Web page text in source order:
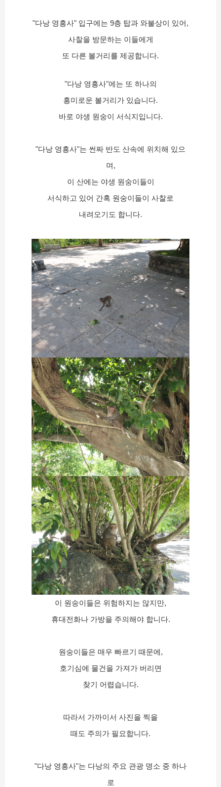
"다낭 영흥사" 입구에는 9층 탑과 와불상이 있어,
사찰을 방문하는 이들에게
또 다른 볼거리를 제공합니다.
"다낭 영흥사"에는 또 하나의
흥미로운 볼거리가 있습니다.
바로 야생 원숭이 서식지입니다.
"다낭 영흥사"는 썬짜 반도 산속에 위치해 있으
며,
이 산에는 야생 원숭이들이
서식하고 있어 간혹 원숭이들이 사찰로
내려오기도 합니다.
이 원숭이들은 위험하지는 않지만,
휴대전화나 가방을 주의해야 합니다.
원숭이들은 매우 빠르기 때문에,
호기심에 물건을 가져가 버리면
찾기 어렵습니다.
따라서 가까이서 사진을 찍을
때도 주의가 필요합니다.
"다낭 영흥사"는 다낭의 주요 관광 명소 중 하나
로